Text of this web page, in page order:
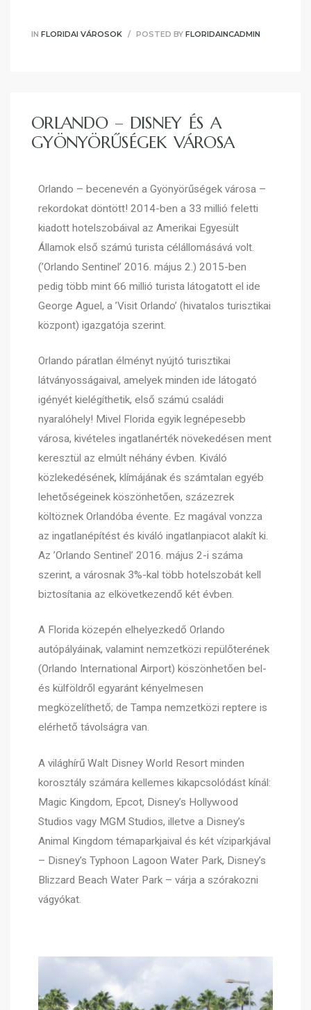
IN FLORIDAI VÁROSOK POSTED BY FLORIDAINCADMIN
ORLANDO – DISNEY ÉS A
GYÖNYÖRŰSÉGEK VÁROSA
Orlando – becenevén a Gyönyörűségek városa –
rekordokat döntött! 2014-ben a 33 millió feletti
kiadott hotelszobáival az Amerikai Egyesült
Államok első számú turista célállomásává volt.
(’Orlando Sentinel’ 2016. május 2.) 2015-ben
pedig több mint 66 millió turista látogatott el ide
George Aguel, a ’Visit Orlando’ (hivatalos turisztikai
központ) igazgatója szerint.
Orlando páratlan élményt nyújtó turisztikai
látványosságaival, amelyek minden ide látogató
igényét kielégíthetik, első számú családi
nyaralóhely! Mivel Florida egyik legnépesebb
városa, kivételes ingatlanérték növekedésen ment
keresztül az elmúlt néhány évben. Kiváló
közlekedésének, klímájának és számtalan egyéb
lehetőségeinek köszönhetően, százezrek
költöznek Orlandóba évente. Ez magával vonzza
az ingatlanépítést és kiváló ingatlanpiacot alakít ki.
Az ’Orlando Sentinel’ 2016. május 2-i száma
szerint, a városnak 3%-kal több hotelszobát kell
biztosítania az elkövetkezendő két évben.
A Florida közepén elhelyezkedő Orlando
autópályáinak, valamint nemzetközi repülőterének
(Orlando International Airport) köszönhetően bel-
és külföldről egyaránt kényelmesen
megközelíthető; de Tampa nemzetközi reptere is
elérhető távolságra van.
A világhírű Walt Disney World Resort minden
korosztály számára kellemes kikapcsolódást kínál:
Magic Kingdom, Epcot, Disney’s Hollywood
Studios vagy MGM Studios, illetve a Disney’s
Animal Kingdom témaparkjaival és két víziparkjával
– Disney’s Typhoon Lagoon Water Park, Disney’s
Blizzard Beach Water Park – várja a szórakozni
vágyókat.